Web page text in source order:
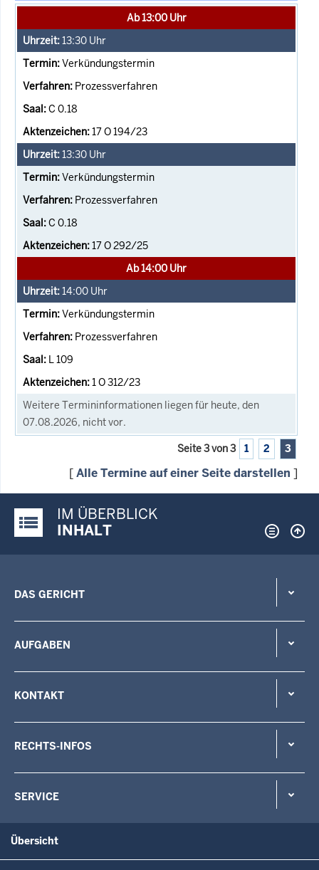
Ab 13:00 Uhr
13:30 Uhr
Verkündungstermin
Prozessverfahren
C 0.18
17 O 194/23
13:30 Uhr
Verkündungstermin
Prozessverfahren
C 0.18
17 O 292/25
Ab 14:00 Uhr
14:00 Uhr
Verkündungstermin
Prozessverfahren
L 109
1 O 312/23
Weitere Termininformationen liegen für heute, den
07.08.2026, nicht vor.
Seite 3 von 3 1 2 3
[Alle Termine auf einer Seite darstellen ]
Justiz-Portal im Überblick:
IM ÜBERBLICK
INHALT
DAS GERICHT
AUFGABEN
KONTAKT
RECHTS-INFOS
SERVICE
Übersicht